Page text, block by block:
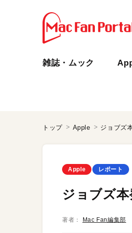
雑誌・ムック
トップ Apple ジョブズ
Apple レポート
ジョブズ
著者： Mac Fan編集部